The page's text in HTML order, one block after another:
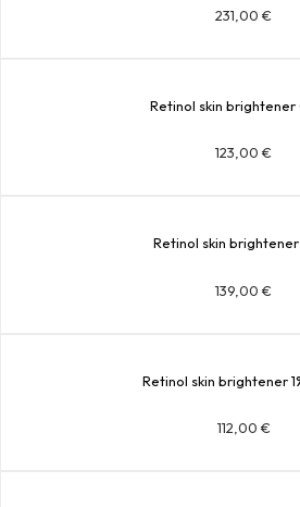
231,00 €
Retinol skin brightener
123,00 €
Retinol skin brightener
139,00 €
Retinol skin brightener
112,00 €